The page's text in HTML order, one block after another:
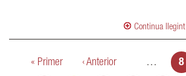
Continua llegint
Pàgines
« Primer ‹ Anterior … 8